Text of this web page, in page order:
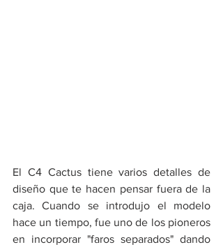
El C4 Cactus tiene varios detalles de
diseño que te hacen pensar fuera de la
caja. Cuando se introdujo el modelo
hace un tiempo, fue uno de los pioneros
en incorporar "faros separados" dando